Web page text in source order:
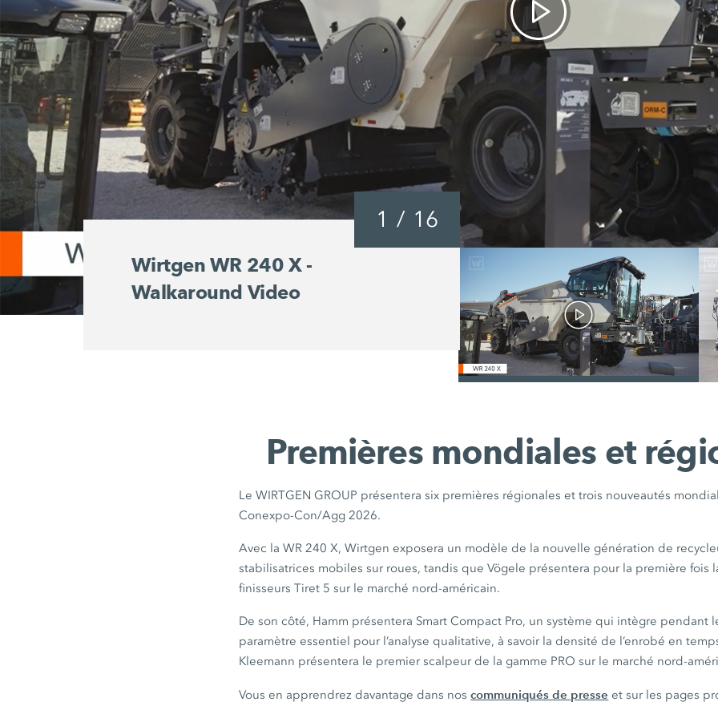
1 / 16
Wirtgen WR 240 X -
Walkaround Video
Wirtgen WR Series 200
240i / 250i - Vidéo de
présentation
/
Premières mondiales et
Le WIRTGEN GROUP présentera six premières régionales et trois nouveautés
Conexpo-Con/Agg 2026.
Avec la WR 240 X, Wirtgen exposera un modèle de la nouvelle génération de
stabilisatrices mobiles sur roues, tandis que Vögele présentera pour la première fois
finisseurs Tiret 5 sur le marché nord-américain.
De son côté, Hamm présentera Smart Compact Pro, un système qui intègre pendant
paramètre essentiel pour l’analyse qualitative, à savoir la densité de l’enrobé en
Kleemann présentera le premier scalpeur de la gamme PRO sur le marché nord-
Vous en apprendrez davantage dans noscommuniqués de presse et sur les pages